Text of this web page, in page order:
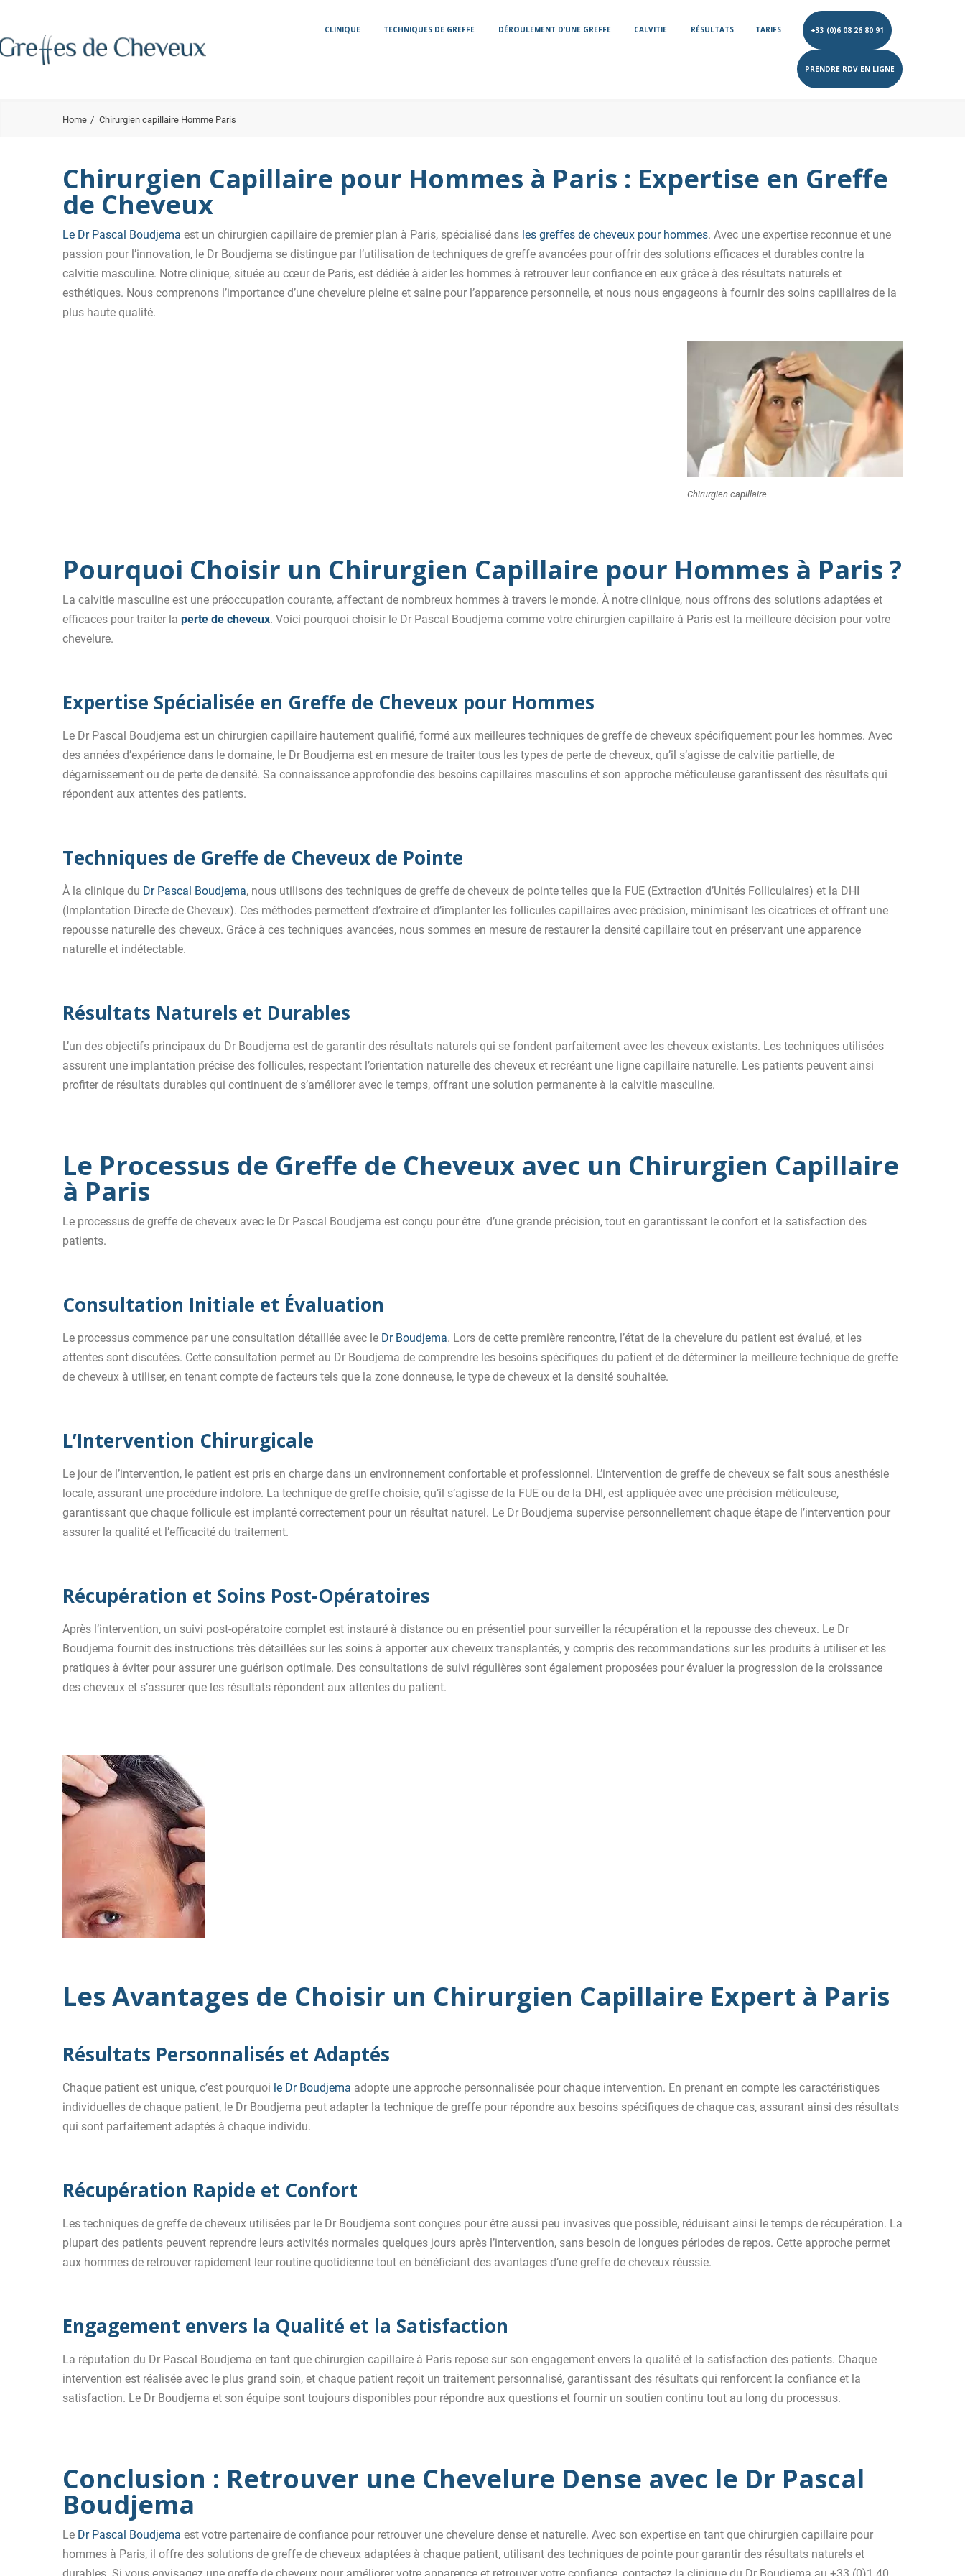
CLINIQUE TECHNIQUES DE GREFFE DÉROULEMENT D’UNE GREFFE CALVITIE RÉSULTATS TARIFS +33 (0)6 08 26 80 91
PRENDRE RDV EN LIGNE
Home Chirurgien capillaire Homme Paris
Chirurgien Capillaire pour Hommes à Paris : Expertise en Greffe
de Cheveux
Le Dr Pascal Boudjema est un chirurgien capillaire de premier plan à Paris, spécialisé dans les greffes de cheveux pour hommes. Avec une expertise reconnue et une
passion pour l’innovation, le Dr Boudjema se distingue par l’utilisation de techniques de greffe avancées pour offrir des solutions efficaces et durables contre la
calvitie masculine. Notre clinique, située au cœur de Paris, est dédiée à aider les hommes à retrouver leur confiance en eux grâce à des résultats naturels et
esthétiques. Nous comprenons l’importance d’une chevelure pleine et saine pour l’apparence personnelle, et nous nous engageons à fournir des soins capillaires de la
plus haute qualité.
Chirurgien capillaire
Pourquoi Choisir un Chirurgien Capillaire pour Hommes à Paris ?
La calvitie masculine est une préoccupation courante, affectant de nombreux hommes à travers le monde. À notre clinique, nous offrons des solutions adaptées et
efficaces pour traiter la perte de cheveux. Voici pourquoi choisir le Dr Pascal Boudjema comme votre chirurgien capillaire à Paris est la meilleure décision pour votre
chevelure.
Expertise Spécialisée en Greffe de Cheveux pour Hommes
Le Dr Pascal Boudjema est un chirurgien capillaire hautement qualifié, formé aux meilleures techniques de greffe de cheveux spécifiquement pour les hommes. Avec
des années d’expérience dans le domaine, le Dr Boudjema est en mesure de traiter tous les types de perte de cheveux, qu’il s’agisse de calvitie partielle, de
dégarnissement ou de perte de densité. Sa connaissance approfondie des besoins capillaires masculins et son approche méticuleuse garantissent des résultats qui
répondent aux attentes des patients.
Techniques de Greffe de Cheveux de Pointe
À la clinique du Dr Pascal Boudjema, nous utilisons des techniques de greffe de cheveux de pointe telles que la FUE (Extraction d’Unités Folliculaires) et la DHI
(Implantation Directe de Cheveux). Ces méthodes permettent d’extraire et d’implanter les follicules capillaires avec précision, minimisant les cicatrices et offrant une
repousse naturelle des cheveux. Grâce à ces techniques avancées, nous sommes en mesure de restaurer la densité capillaire tout en préservant une apparence
naturelle et indétectable.
Résultats Naturels et Durables
L’un des objectifs principaux du Dr Boudjema est de garantir des résultats naturels qui se fondent parfaitement avec les cheveux existants. Les techniques utilisées
assurent une implantation précise des follicules, respectant l’orientation naturelle des cheveux et recréant une ligne capillaire naturelle. Les patients peuvent ainsi
profiter de résultats durables qui continuent de s’améliorer avec le temps, offrant une solution permanente à la calvitie masculine.
Le Processus de Greffe de Cheveux avec un Chirurgien Capillaire
à Paris
Le processus de greffe de cheveux avec le Dr Pascal Boudjema est conçu pour être d’une grande précision, tout en garantissant le confort et la satisfaction des
patients.
Consultation Initiale et Évaluation
Le processus commence par une consultation détaillée avec le Dr Boudjema. Lors de cette première rencontre, l’état de la chevelure du patient est évalué, et les
attentes sont discutées. Cette consultation permet au Dr Boudjema de comprendre les besoins spécifiques du patient et de déterminer la meilleure technique de greffe
de cheveux à utiliser, en tenant compte de facteurs tels que la zone donneuse, le type de cheveux et la densité souhaitée.
L’Intervention Chirurgicale
Le jour de l’intervention, le patient est pris en charge dans un environnement confortable et professionnel. L’intervention de greffe de cheveux se fait sous anesthésie
locale, assurant une procédure indolore. La technique de greffe choisie, qu’il s’agisse de la FUE ou de la DHI, est appliquée avec une précision méticuleuse,
garantissant que chaque follicule est implanté correctement pour un résultat naturel. Le Dr Boudjema supervise personnellement chaque étape de l’intervention pour
assurer la qualité et l’efficacité du traitement.
Récupération et Soins Post-Opératoires
Après l’intervention, un suivi post-opératoire complet est instauré à distance ou en présentiel pour surveiller la récupération et la repousse des cheveux. Le Dr
Boudjema fournit des instructions très détaillées sur les soins à apporter aux cheveux transplantés, y compris des recommandations sur les produits à utiliser et les
pratiques à éviter pour assurer une guérison optimale. Des consultations de suivi régulières sont également proposées pour évaluer la progression de la croissance
des cheveux et s’assurer que les résultats répondent aux attentes du patient.
Les Avantages de Choisir un Chirurgien Capillaire Expert à Paris
Résultats Personnalisés et Adaptés
Chaque patient est unique, c’est pourquoi le Dr Boudjema adopte une approche personnalisée pour chaque intervention. En prenant en compte les caractéristiques
individuelles de chaque patient, le Dr Boudjema peut adapter la technique de greffe pour répondre aux besoins spécifiques de chaque cas, assurant ainsi des résultats
qui sont parfaitement adaptés à chaque individu.
Récupération Rapide et Confort
Les techniques de greffe de cheveux utilisées par le Dr Boudjema sont conçues pour être aussi peu invasives que possible, réduisant ainsi le temps de récupération. La
plupart des patients peuvent reprendre leurs activités normales quelques jours après l’intervention, sans besoin de longues périodes de repos. Cette approche permet
aux hommes de retrouver rapidement leur routine quotidienne tout en bénéficiant des avantages d’une greffe de cheveux réussie.
Engagement envers la Qualité et la Satisfaction
La réputation du Dr Pascal Boudjema en tant que chirurgien capillaire à Paris repose sur son engagement envers la qualité et la satisfaction des patients. Chaque
intervention est réalisée avec le plus grand soin, et chaque patient reçoit un traitement personnalisé, garantissant des résultats qui renforcent la confiance et la
satisfaction. Le Dr Boudjema et son équipe sont toujours disponibles pour répondre aux questions et fournir un soutien continu tout au long du processus.
Conclusion : Retrouver une Chevelure Dense avec le Dr Pascal
Boudjema
Le Dr Pascal Boudjema est votre partenaire de confiance pour retrouver une chevelure dense et naturelle. Avec son expertise en tant que chirurgien capillaire pour
hommes à Paris, il offre des solutions de greffe de cheveux adaptées à chaque patient, utilisant des techniques de pointe pour garantir des résultats naturels et